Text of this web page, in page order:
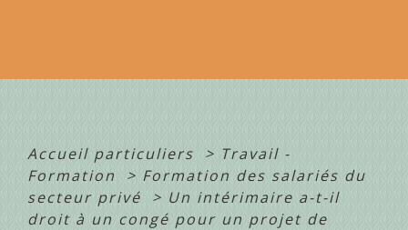
Accueil particuliers > Travail -
Formation
> Formation des salariés du
secteur privé
> Un intérimaire a-t-il
droit à un congé pour un projet de